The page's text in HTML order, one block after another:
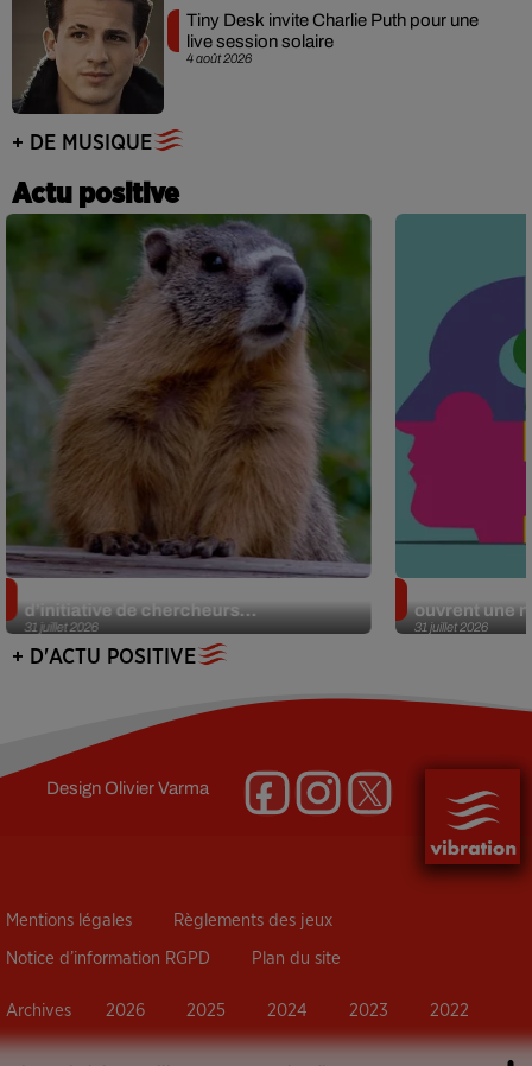
4 août 2026
Tiny Desk invite Charlie Puth pour une
live session solaire
+ DE MUSIQUE
Actu positive
31 juillet 2026
d’initiative de chercheurs...
31 juillet 2026
ouvrent une
+ D'ACTU POSITIVE
DesignOlivier Varma
Mentions légales Règlements des jeux
Notice d’information RGPD Plan du site
Archives 2026 2025 2024 2023 2022